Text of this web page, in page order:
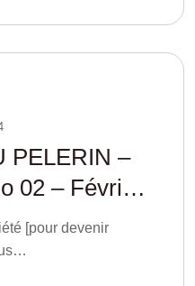
PELERIN –
02 – Février
[pour devenir